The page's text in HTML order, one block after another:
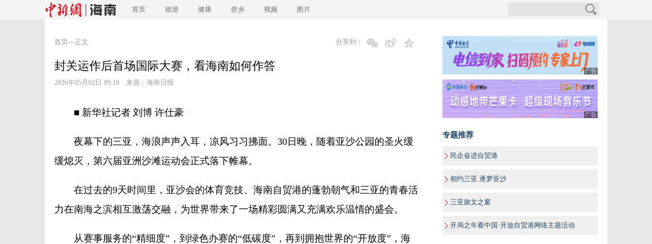
首页 旅游 健康 侨乡 视频 图片
首页 —正文 分享到：
封关运作后首场国际大赛，看海南如何作答
2026年05月02日 09:18 来源： 海南日报
■ 新华社记者 刘博 许仕豪
夜幕下的三亚，海浪声声入耳，凉风习习拂面。30日晚，随着亚沙公园的圣火缓
缓熄灭，第六届亚洲沙滩运动会正式落下帷幕。
在过去的9天时间里，亚沙会的体育竞技、海南自贸港的蓬勃朝气和三亚的青春活
力在南海之滨相互激荡交融，为世界带来了一场精彩圆满又充满欢乐温情的盛会。
从赛事服务的“精细度”，到绿色办赛的“低碳度”，再到拥抱世界的“开放度”，海
广告
广告
专题推荐
民企奋进自贸港
相约三亚 逐梦亚沙
三亚旅文之窗
开局之年看中国·开放自贸港网络主题活动